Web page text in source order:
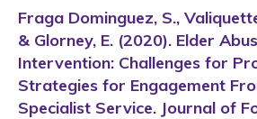
Fraga Dominguez, S.,
& Glorney, E. (2020). Elder
Intervention: Challenges for
Strategies for Engagement
Specialist Service. Journal of